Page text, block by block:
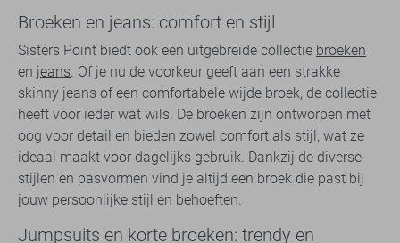
Broeken en jeans: comfort en stijl
Sisters Point biedt ook een uitgebreide collectie broeken
en jeans. Of je nu de voorkeur geeft aan een strakke
skinny jeans of een comfortabele wijde broek, de collectie
heeft voor ieder wat wils. De broeken zijn ontworpen met
oog voor detail en bieden zowel comfort als stijl, wat ze
ideaal maakt voor dagelijks gebruik. Dankzij de diverse
stijlen en pasvormen vind je altijd een broek die past bij
jouw persoonlijke stijl en behoeften.
Jumpsuits en korte broeken: trendy en